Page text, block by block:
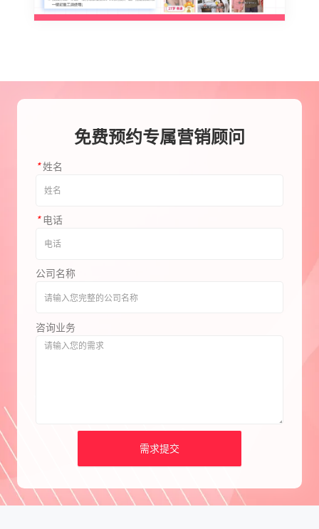
免费预约专属营销顾问
*姓名
*电话
公司名称
咨询业务
需求提交